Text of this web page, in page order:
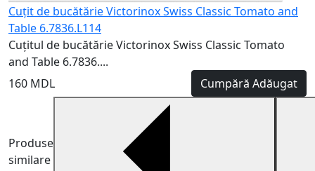
Cuțit de bucătărie Victorinox Swiss Classic Tomato and
Table 6.7836.L114
Cuțitul de bucătărie Victorinox Swiss Classic Tomato
and Table 6.7836....
160 MDL
Cumpără Adăugat
Produse
similare